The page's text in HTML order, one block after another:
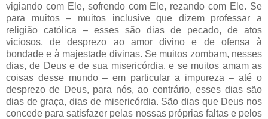
vigiando com Ele, sofrendo com Ele, rezando com Ele. Se
para muitos – muitos inclusive que dizem professar a
religião católica – esses são dias de pecado, de atos
viciosos, de desprezo ao amor divino e de ofensa à
bondade e à majestade divinas. Se muitos zombam, nesses
dias, de Deus e de sua misericórdia, e se muitos amam as
coisas desse mundo – em particular a impureza – até o
desprezo de Deus, para nós, ao contrário, esses dias são
dias de graça, dias de misericórdia. São dias que Deus nos
concede para satisfazer pelas nossas próprias faltas e pelos